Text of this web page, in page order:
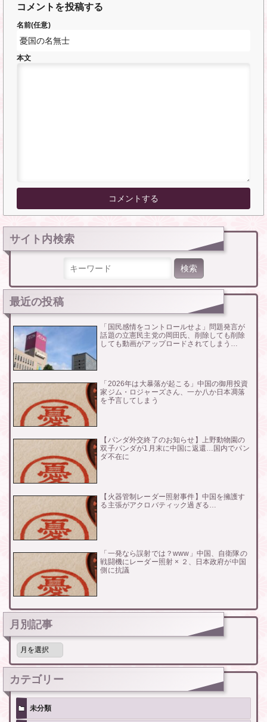
コメントを投稿する
名前(任意)
本文
サイト内検索
最近の投稿
「国民感情をコントロールせよ」問題発言が
話題の立憲民主党の岡田氏、削除しても削除
しても動画がアップロードされてしまう…
「2026年は大暴落が起こる」中国の御用投資
家ジム・ロジャーズさん、一か八か日本凋落
を予言してしまう
【パンダ外交終了のお知らせ】上野動物園の
双子パンダが1月末に中国に返還…国内でパン
ダ不在に
【火器管制レーダー照射事件】中国を擁護す
る主張がアクロバティック過ぎる…
「一発なら誤射では？www」中国、自衛隊の
戦闘機にレーダー照射 × ２、日本政府が中国
側に抗議
月別記事
月
記
事
カテゴリー
未分類